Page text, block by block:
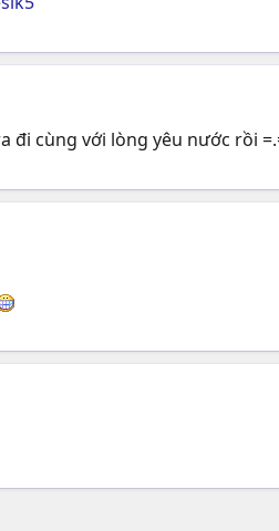
đi cùng với lòng yêu nước rồi